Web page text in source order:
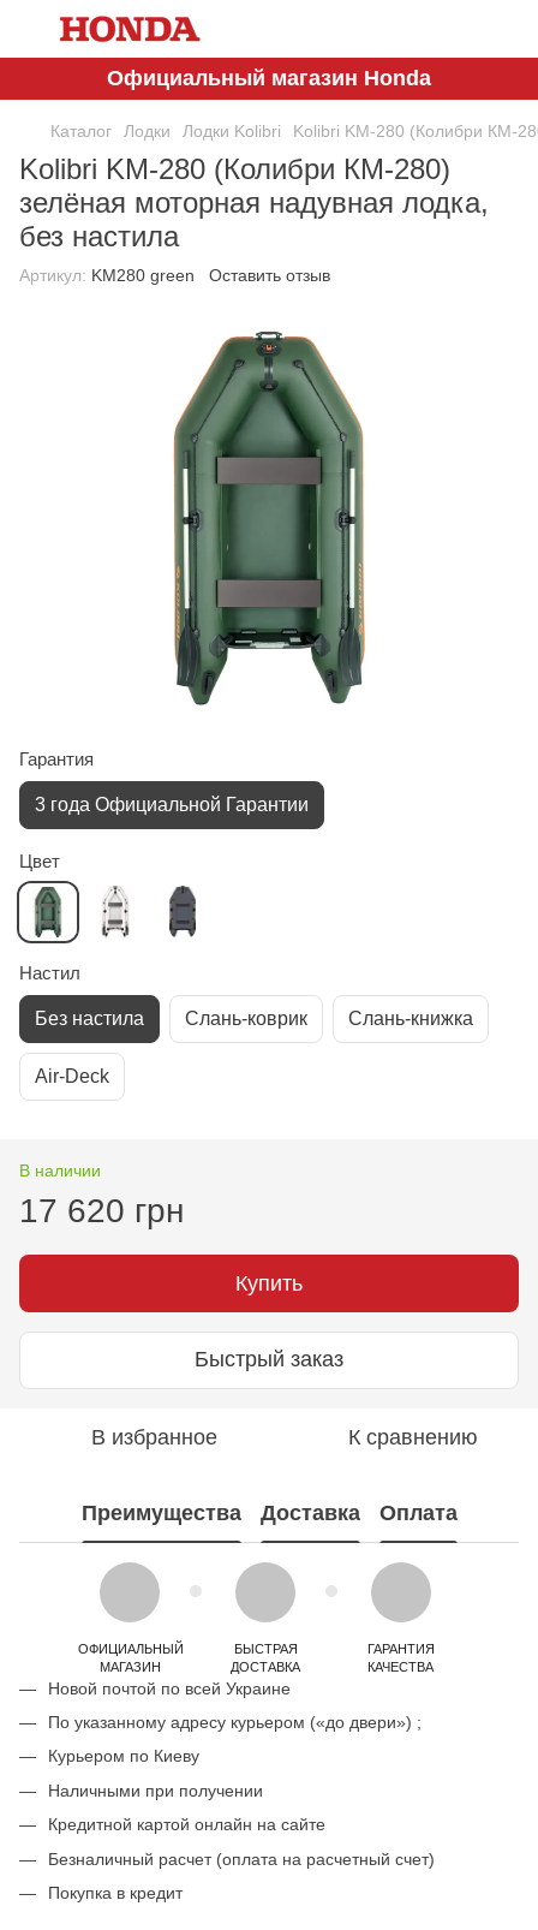
Официальный магазин Honda
Каталог Лодки Лодки Kolibri Kolibri KM-280 (Колибри КМ-
Kolibri KM-280 (Колибри КМ-280)
зелёная моторная надувная лодка,
без настила
Артикул: KM280 green Оставить отзыв
Гарантия
3 года Официальной Гарантии
Цвет
Настил
Без настила Слань-коврик Слань-книжка
Air-Deck
В наличии
17 620 грн
Купить
Быстрый заказ
В избранное К сравнению
Преимущества Доставка Оплата
ОФИЦИАЛЬНЫЙ
МАГАЗИН
БЫСТРАЯ
ДОСТАВКА
ГАРАНТИЯ
КАЧЕСТВА
Новой почтой по всей Украине
По указанному адресу курьером («до двери») ;
Курьером по Киеву
Наличными при получении
Кредитной картой онлайн на сайте
Безналичный расчет (оплата на расчетный счет)
Покупка в кредит